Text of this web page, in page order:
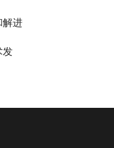
解进
发